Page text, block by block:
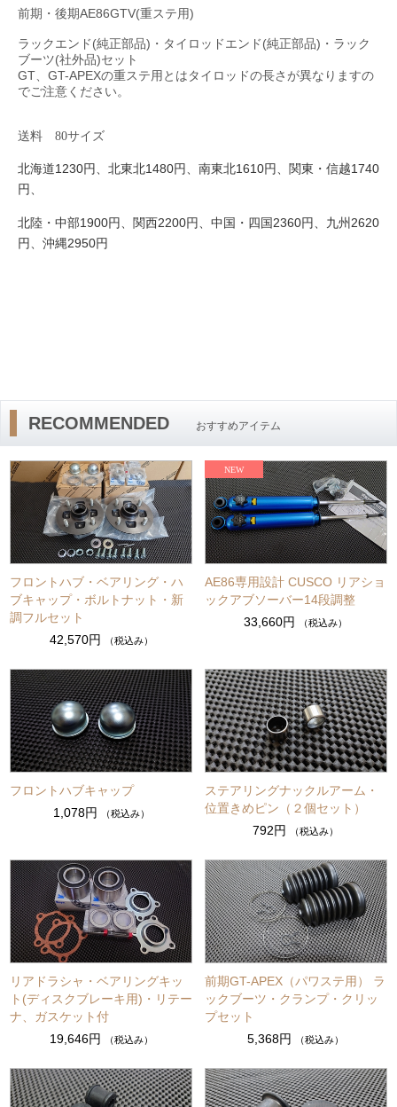
前期・後期AE86GTV(重ステ用)
ラックエンド(純正部品)・タイロッドエンド(純正部品)・ラック
ブーツ(社外品)セット
GT、GT-APEXの重ステ用とはタイロッドの長さが異なりますの
でご注意ください。
送料 80サイズ
北海道1230円、北東北1480円、南東北1610円、関東・信越1740
円、
北陸・中部1900円、関西2200円、中国・四国 2360円、九州 2620
円、沖縄2950円
RECOMMENDED おすすめアイテム
フロントハブ・ベアリング・ハ
ブキャップ・ボルトナット・新
調フルセット
42,570円
（税込み）
AE86専用設計 CUSCO リアショ
ックアブソーバー14段調整
33,660円
（税込み）
フロントハブキャップ
1,078円
（税込み）
ステアリングナックルアーム・
位置きめピン（２個セット）
792円
（税込み）
リアドラシャ・ベアリングキッ
ト(ディスクブレーキ用)・リテー
ナ、ガスケット付
19,646円
（税込み）
前期GT-APEX（パワステ用） ラ
ックブーツ・クランプ・クリッ
プセット
5,368円
（税込み）